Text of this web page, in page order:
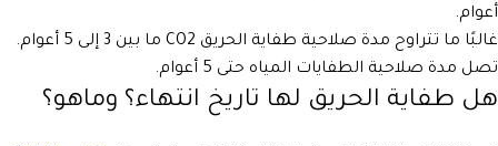
أعوام.
غالبًا ما تتراوح مدة صلاحية طفاية الحريق CO2 ما بين 3 إلى 5 أعوام.
تصل مدة صلاحية الطفايات المياه حتى 5 أعوام.
هل طفاية الحريق لها تاريخ انتهاء؟ وماهو؟